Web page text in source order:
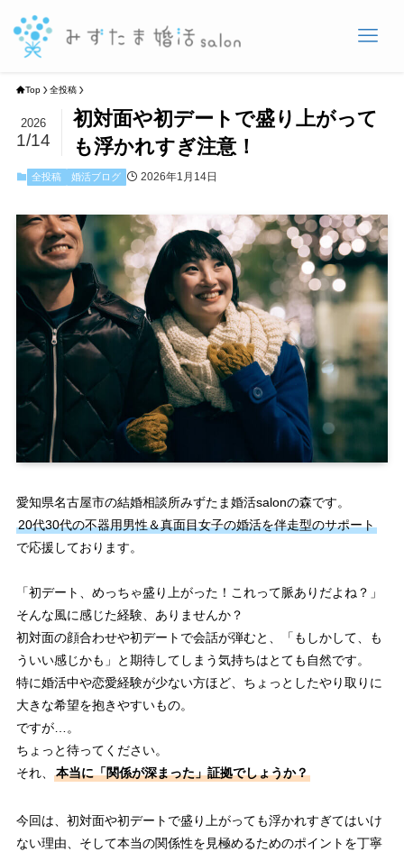
Top 全投稿
初対面や初デートで盛り上がって
も浮かれすぎ注意！
2026
1/14
全投稿 婚活ブログ 2026年1月14日
愛知県名古屋市の結婚相談所みずたま婚活salonの森です。
20代30代の不器用男性＆真面目女子の婚活を伴走型のサポート
で応援しております。
「初デート、めっちゃ盛り上がった！これって脈ありだよね？」
そんな風に感じた経験、ありませんか？
初対面の顔合わせや初デートで会話が弾むと、「もしかして、も
ういい感じかも」と期待してしまう気持ちはとても自然です。
特に婚活中や恋愛経験が少ない方ほど、ちょっとしたやり取りに
大きな希望を抱きやすいもの。
ですが…。
ちょっと待ってください。
それ、
本当に「関係が深まった」証拠でしょうか？
今回は、初対面や初デートで盛り上がっても浮かれすぎてはいけ
ない理由、そして本当の関係性を見極めるためのポイントを丁寧